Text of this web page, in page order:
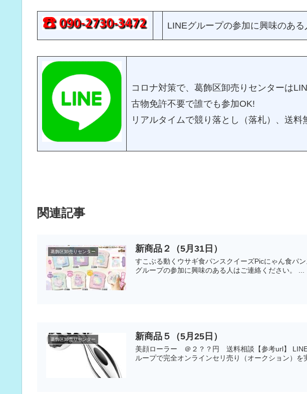
LINEグループの参加に興味のある
コロナ対策で、葛飾区卸売りセンターは
古物免許不要で誰でも参加OK!
リアルタイムで競り落とし（落札）、送料
関連記事
葛飾区卸売りセンター 新商品２（5月31日）
すこぶる動くウサギ食パンスクイーズPicにゃん
グループの参加に興味のある人はご連絡ください。 ...
葛飾区卸売りセンター 新商品５（5月25日）
美顔ローラー ＠２？？円 送料相談【参考url】 LINE
ループで完全オンラインセリ売り（オークション）を